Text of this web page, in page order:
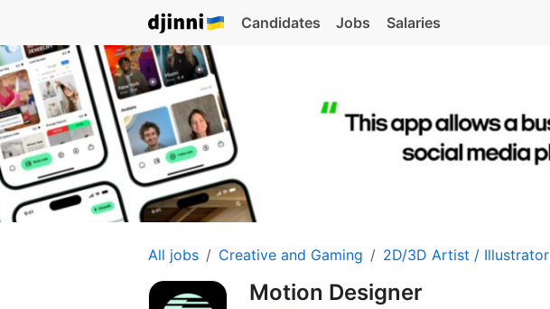
Candidates Jobs Salaries
All jobs Creative and Gaming 2D/3D Artist / Illustrator
Motion Designer